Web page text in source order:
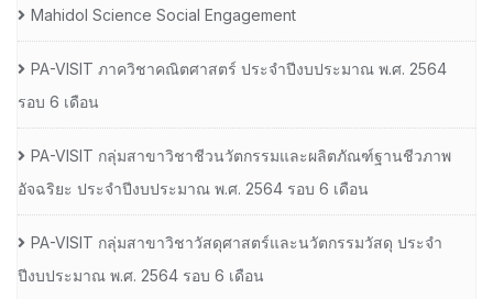
Mahidol Science Social Engagement
PA-VISIT ภาควิชาคณิตศาสตร์ ประจำปีงบประมาณ พ.ศ. 2564
รอบ 6 เดือน
PA-VISIT กลุ่มสาขาวิชาชีวนวัตกรรมและผลิตภัณฑ์ฐานชีวภาพ
อัจฉริยะ ประจำปีงบประมาณ พ.ศ. 2564 รอบ 6 เดือน
PA-VISIT กลุ่มสาขาวิชาวัสดุศาสตร์และนวัตกรรมวัสดุ ประจำ
ปีงบประมาณ พ.ศ. 2564 รอบ 6 เดือน